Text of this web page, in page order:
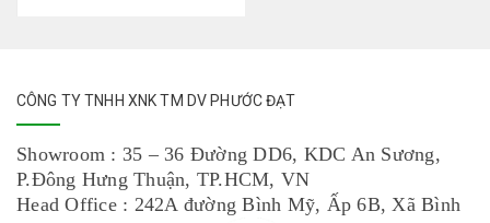
CÔNG TY TNHH XNK TM DV PHƯỚC ĐẠT
Showroom : 35 – 36 Đường DD6, KDC An Sương,
P.Đông Hưng Thuận, TP.HCM, VN
Head Office : 242A đường Bình Mỹ, Ấp 6B, Xã Bình